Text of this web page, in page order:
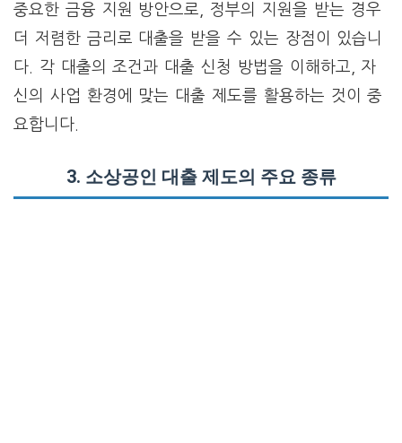
중요한 금융 지원 방안으로, 정부의 지원을 받는 경우
더 저렴한 금리로 대출을 받을 수 있는 장점이 있습니
다. 각 대출의 조건과 대출 신청 방법을 이해하고, 자
신의 사업 환경에 맞는 대출 제도를 활용하는 것이 중
요합니다.
3. 소상공인 대출 제도의 주요 종류